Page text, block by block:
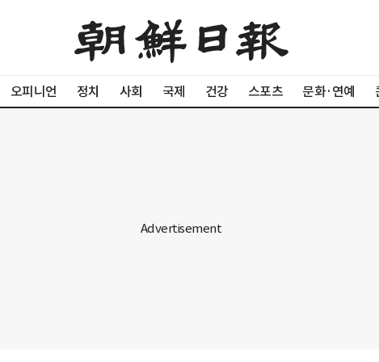
오피니언 정치 사회 국제 건강 스포츠 문화·연예